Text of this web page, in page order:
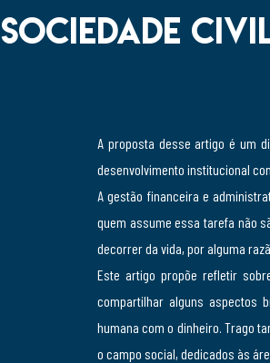
Sociedade
A proposta desse artigo é um
desenvolvimento institucional
A gestão financeira e
quem assume essa tarefa não
decorrer da vida, por alguma
Este artigo propõe refletir
compartilhar alguns aspectos
humana com o dinheiro. Trago
o campo social, dedicados às